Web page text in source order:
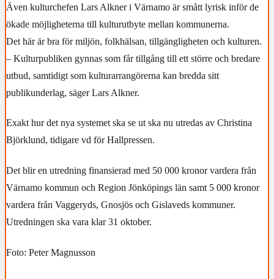
Även kulturchefen Lars Alkner i Värnamo är smått lyrisk inför de
ökade möjligheterna till kulturutbyte mellan kommunerna.
Det här är bra för miljön, folkhälsan, tillgängligheten och kulturen.
– Kulturpubliken gynnas som får tillgång till ett större och bredare
utbud, samtidigt som kulturarrangörerna kan bredda sitt
publikunderlag, säger Lars Alkner.
Exakt hur det nya systemet ska se ut ska nu utredas av Christina
Björklund, tidigare vd för Hallpressen.
Det blir en utredning finansierad med 50 000 kronor vardera från
Värnamo kommun och Region Jönköpings län samt 5 000 kronor
vardera från Vaggeryds, Gnosjös och Gislaveds kommuner.
Utredningen ska vara klar 31 oktober.
Foto: Peter Magnusson